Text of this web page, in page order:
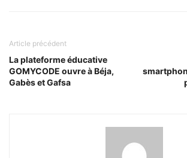
Article précédent
La plateforme éducative
GOMYCODE ouvre à Béja,
Gabès et Gafsa